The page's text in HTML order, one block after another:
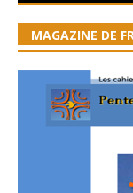
MAGAZINE DE